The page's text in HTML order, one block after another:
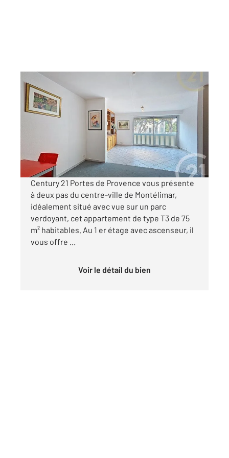
MONTELIMAR 26
75 m2, 3 pièces
Ref : 4245
Appartement F4 à vendre
120 000 €
Visiter le site dédié
Century 21 Portes de Provence vous présente
à deux pas du centre-ville de Montélimar,
idéalement situé avec vue sur un parc
verdoyant, cet appartement de type T3 de 75
m² habitables. Au 1 er étage avec ascenseur, il
vous offre ...
Voir le détail du bien